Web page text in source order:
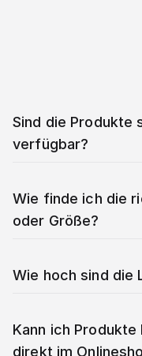
Sind die Produkte
verfügbar?
Wie finde ich die
oder Größe?
Wie hoch sind die
Kann ich
direkt im